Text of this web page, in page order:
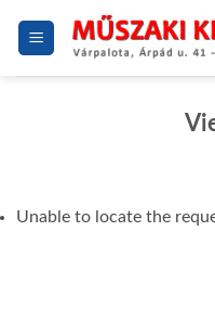
Unable to locate the